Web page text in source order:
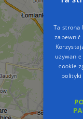
Ta strona
zapewnić
cookie
polityki